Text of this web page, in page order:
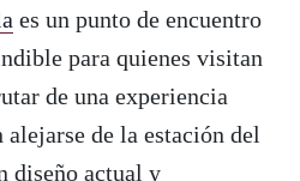
es un punto de encuentro
para quienes visitan
de una experiencia
de la estación del
diseño actual y